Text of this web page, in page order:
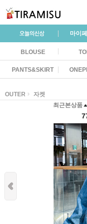
마이
BLOUSE
PANTS&SKIRT
OUTER
자켓
최근본상품